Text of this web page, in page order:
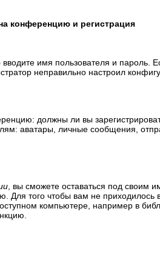
конференцию и регистрация
имя пользователя и
неправильно настроил
должны ли вы
аватары, личные сообщения,
, вы сможете оставаться под своим
Для того чтобы вам не
компьютере, например в